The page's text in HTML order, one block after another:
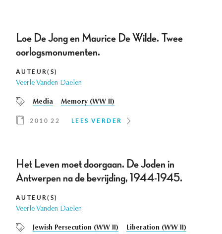
Loe De Jong en Maurice De Wilde. Twee
oorlogsmonumenten.
AUTEUR(S)
Veerle Vanden Daelen
Media Memory (WW II)
2010 22 LEES VERDER
Het Leven moet doorgaan. De Joden in
Antwerpen na de bevrijding, 1944-1945.
AUTEUR(S)
Veerle Vanden Daelen
Jewish Persecution (WW II) Liberation (WW II)